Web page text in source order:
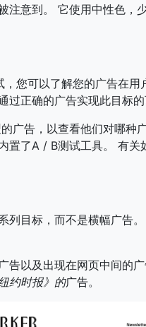
注意到。 它使用中性色，
您可以了解您的广告在用
正确的广告实现此目标的
广告，以查看他们对哪种
置了A / B测试工具。 有关
列目标，而不是横幅广告
告以及出现在网页中间的
纽约时报》的广告。